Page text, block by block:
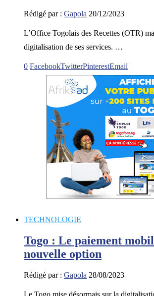
Rédigé par : Gapola 20/12/2023
L’Office Togolais des Recettes (OTR)
digitalisation de ses services. …
0 FacebookTwitterPinterestEmail
TECHNOLOGIE
Togo : Le paiement
nouvelle option
Rédigé par : Gapola 28/08/2023